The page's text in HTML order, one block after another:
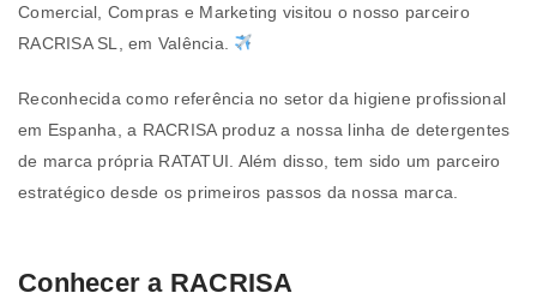
Comercial, Compras e Marketing visitou o nosso parceiro
RACRISA SL, em Valência.
Reconhecida como referência no setor da higiene profissional
em Espanha, a RACRISA produz a nossa linha de detergentes
de marca própria RATATUI. Além disso, tem sido um parceiro
estratégico desde os primeiros passos da nossa marca.
Conhecer a RACRISA